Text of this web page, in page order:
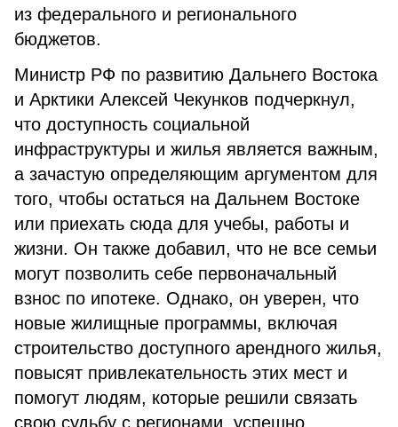
из федерального и регионального
бюджетов.
Министр РФ по развитию Дальнего Востока
и Арктики Алексей Чекунков подчеркнул,
что доступность социальной
инфраструктуры и жилья является важным,
а зачастую определяющим аргументом для
того, чтобы остаться на Дальнем Востоке
или приехать сюда для учебы, работы и
жизни. Он также добавил, что не все семьи
могут позволить себе первоначальный
взнос по ипотеке. Однако, он уверен, что
новые жилищные программы, включая
строительство доступного арендного жилья,
повысят привлекательность этих мест и
помогут людям, которые решили связать
свою судьбу с регионами, успешно